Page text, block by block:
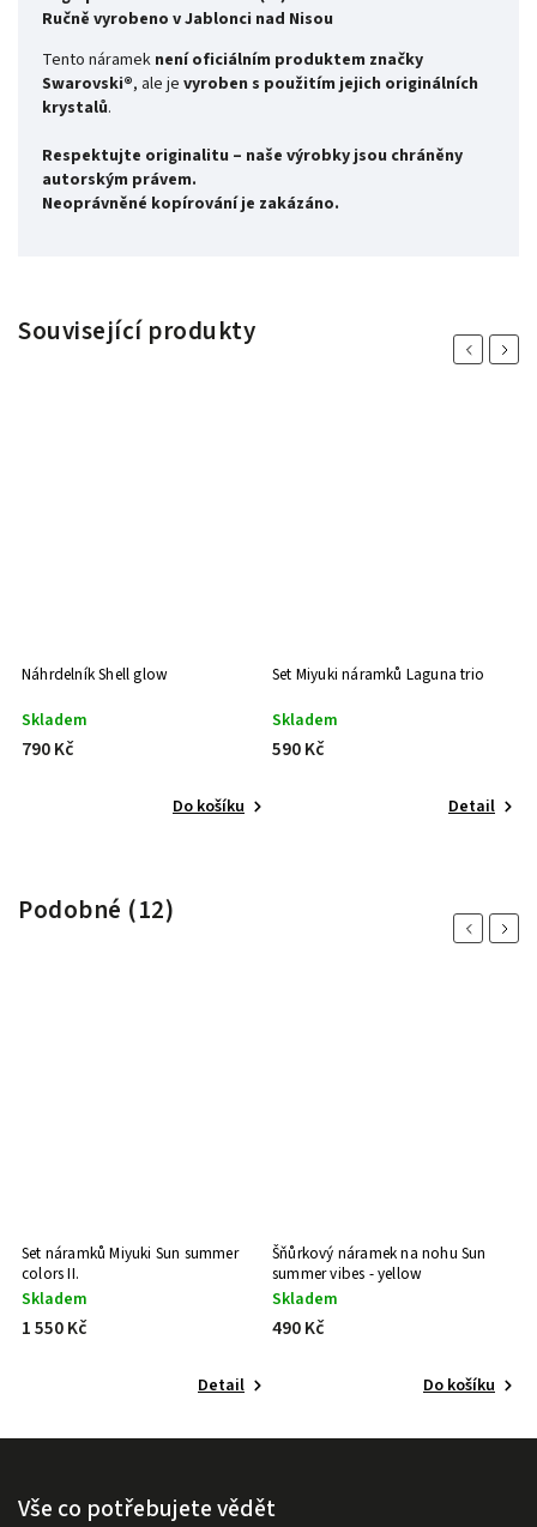
Ručně vyrobeno v Jablonci nad Nisou
Tento náramek není oficiálním produktem značky
Swarovski®, ale je vyroben s použitím jejich originálních
krystalů.
Respektujte originalitu – naše výrobky jsou chráněny
autorským právem.
Neoprávněné kopírování je zakázáno.
Související produkty
Previous
Náhrdelník Shell glow
Skladem
790 Kč
Do košíku
Set Miyuki náramků Laguna trio
Skladem
590 Kč
Detail
Next
Podobné (12)
Previous
Set náramků Miyuki Sun summer
colors II.
Skladem
1 550 Kč
Detail
Šňůrkový náramek na nohu Sun
summer vibes - yellow
Skladem
490 Kč
Do košíku
Next
Vše co potřebujete vědět